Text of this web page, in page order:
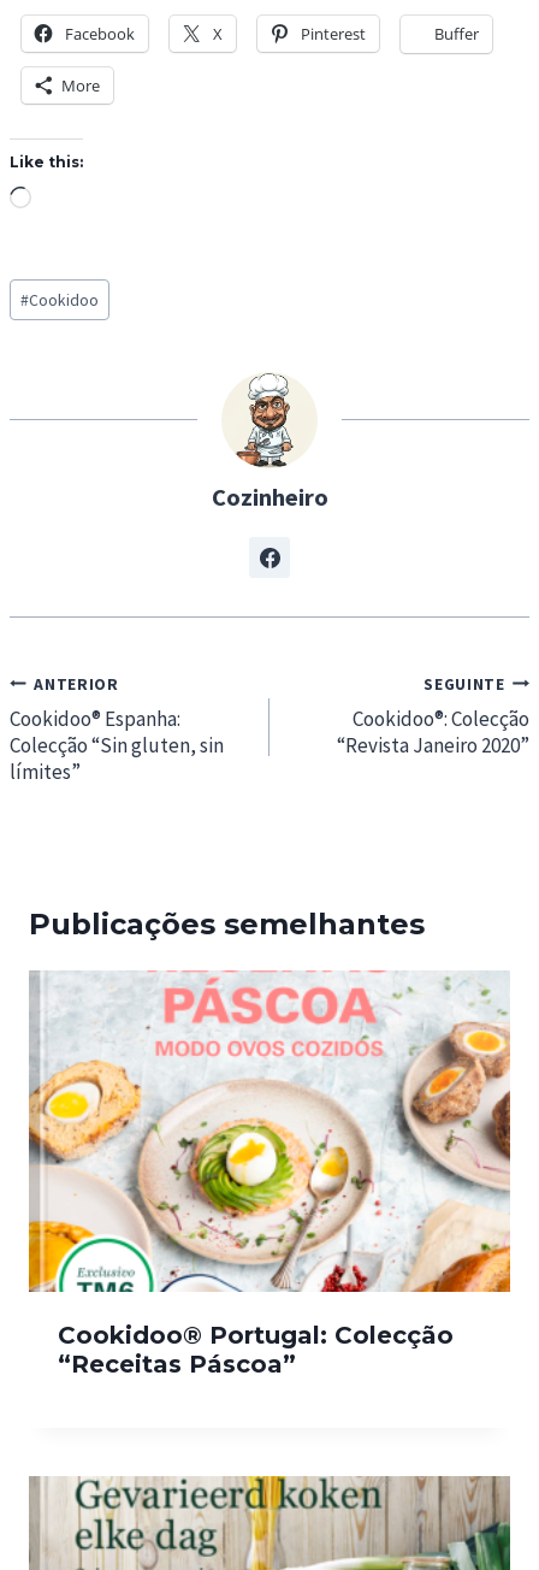
Facebook X Pinterest Buffer
More
Like this:
L
d
i
…
Post
Tags:
#Cookidoo
Cozinheiro
Navegação
de
artigos
ANTERIOR
Cookidoo® Espanha:
Colecção “Sin gluten, sin
límites”
SEGUINTE
Cookidoo®: Colecção
“Revista Janeiro 2020”
Publicações semelhantes
Cookidoo® Portugal: Colecção
“Receitas Páscoa”